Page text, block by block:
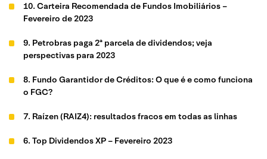
10. Carteira Recomendada de Fundos Imobiliários –
Fevereiro de 2023
9. Petrobras paga 2ª parcela de dividendos; veja
perspectivas para 2023
8. Fundo Garantidor de Créditos: O que é e como funciona
o FGC?
7. Raízen (RAIZ4): resultados fracos em todas as linhas
6. Top Dividendos XP – Fevereiro 2023